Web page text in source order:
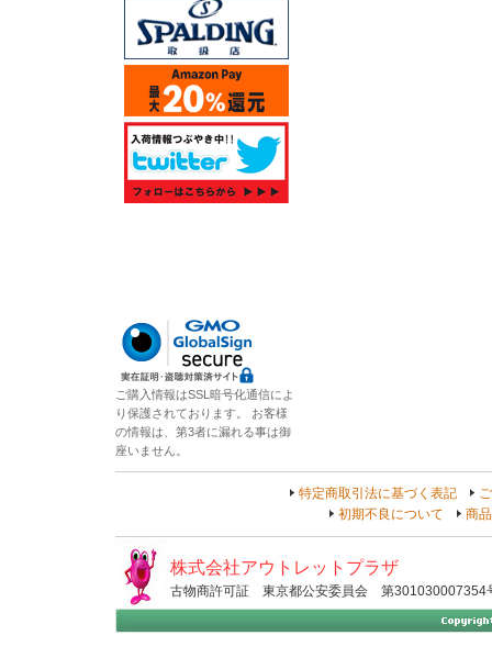
ご購入情報はSSL暗号化通信によ
り保護されております。 お客様
の情報は、第3者に漏れる事は御
座いません。
特定商取引法に基づく表記
初期不良について
商
株式会社アウトレットプラザ
古物商許可証 東京都公安委員会 第301030007354